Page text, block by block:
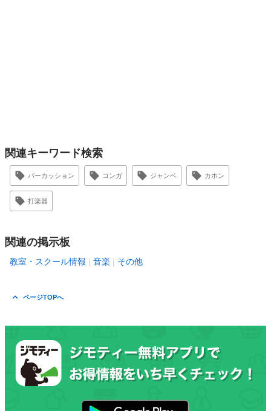
関連キーワード検索
パーカッション コンガ ジャンベ カホン
打楽器
関連の掲示板
教室・スクール情報 音楽 その他
ページTOPへ